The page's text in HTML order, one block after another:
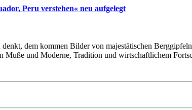
Peru verstehen« neu aufgelegt
dem kommen Bilder von majestätischen
Muße und Moderne, Tradition und wirtschaftlichem